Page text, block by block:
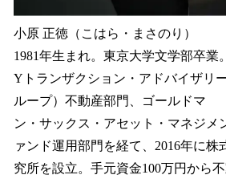
小原 正徳（こはら・まさのり）
1981年生まれ。東京大学文学部卒業
Yトランザクション・アドバイザリ
ループ）不動産部門、ゴールドマ
ン・サックス・アセット・マネジメ
ァンド運用部門を経て、2016年に株
究所を設立。手元資金100万円から